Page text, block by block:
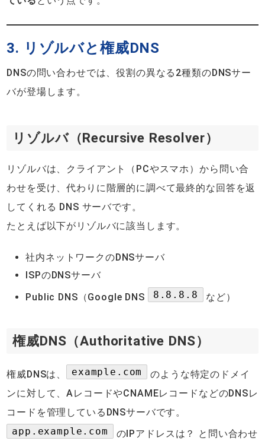
3. リゾルバと権威DNS
DNSの問い合わせでは、役割の異なる2種類のDNSサー
バが登場します。
リゾルバ（Recursive Resolver）
リゾルバは、クライアント（PCやスマホ）から問い合
わせを受け、代わりに階層的に調べて最終的な回答を返
してくれる DNS サーバです。
たとえば以下がリゾルバに該当します。
社内ネットワークのDNSサーバ
ISPのDNSサーバ
Public DNS（Google DNS
8.8.8.8 など）
権威DNS（Authoritative DNS）
権威DNSは、 example.com
のような特定のドメイ
ンに対して、AレコードやCNAMEレコードなどのDNSレ
コードを管理しているDNSサーバです。
app.example.com
のIPアドレスは？ と問い合わせ